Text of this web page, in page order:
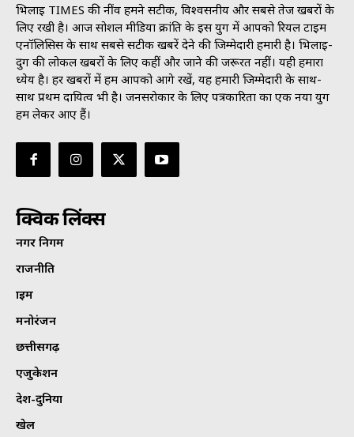
भिलाई TIMES की नींव हमने सटीक, विश्वसनीय और सबसे तेज खबरों के
लिए रखी है। आज सोशल मीडिया क्रांति के इस युग में आपको रियल टाइम
एनॉलिसिस के साथ सबसे सटीक खबरें देने की जिम्मेदारी हमारी है। भिलाई-
दुर्ग की लोकल खबरों के लिए कहीं और जाने की जरूरत नहीं। यही हमारा
ध्येय है। हर खबरों में हम आपको आगे रखें, यह हमारी जिम्मेदारी के साथ-
साथ प्रथम दायित्व भी है। जनसराेकार के लिए पत्रकारिता का एक नया युग
हम लेकर आए हैं।
क्विक लिंक्स
नगर निगम
राजनीति
क्राइम
मनोरंजन
छत्तीसगढ़
एजुकेशन
देश-दुनिया
खेल